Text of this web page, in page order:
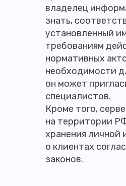
владелец
знать,
установленный
требованиям
нормативных
необходимости
он может
специалистов.
Кроме того,
на территории
хранения личной
о клиентах
законов.